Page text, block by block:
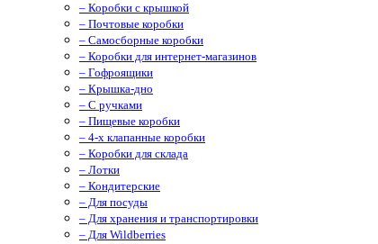
– Коробки с крышкой
– Почтовые коробки
– Самосборные коробки
– Коробки для интернет-магазинов
– Гофроящики
– Крышка-дно
– С ручками
– Пищевые коробки
– 4-х клапанные коробки
– Коробки для склада
– Лотки
– Кондитерские
– Для посуды
– Для хранения и транспортировки
– Для Wildberries